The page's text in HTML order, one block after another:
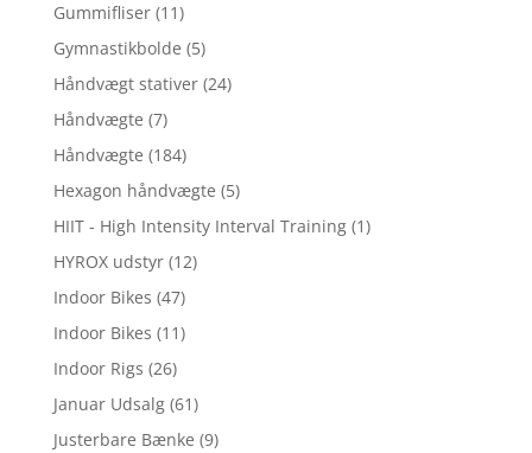
Gummifliser (11)
Gymnastikbolde (5)
Håndvægt stativer (24)
Håndvægte (7)
Håndvægte (184)
Hexagon håndvægte (5)
HIIT - High Intensity Interval Training (1)
HYROX udstyr (12)
Indoor Bikes (47)
Indoor Bikes (11)
Indoor Rigs (26)
Januar Udsalg (61)
Justerbare Bænke (9)